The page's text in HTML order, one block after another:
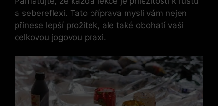
a sebereflexi. Tato příprava mysli vám nejen
přinese lepší prožitek, ale také obohatí vaši
celkovou jogovou praxi.